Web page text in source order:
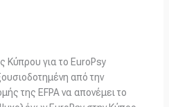
Κύπρου για το EuroPsy
από την
της EFPA να απονέμει τo